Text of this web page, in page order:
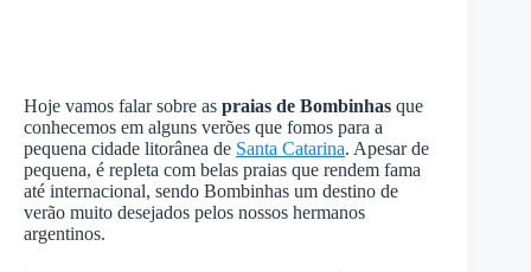
Hoje vamos falar sobre as praias de Bombinhas que
conhecemos em alguns verões que fomos para a
pequena cidade litorânea de Santa Catarina. Apesar de
pequena, é repleta com belas praias que rendem fama
até internacional, sendo Bombinhas um destino de
verão muito desejados pelos nossos hermanos
argentinos.